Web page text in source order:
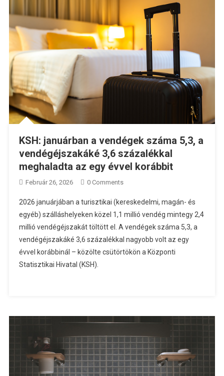
KSH: januárban a vendégek száma 5,3, a
vendégéjszakáké 3,6 százalékkal
meghaladta az egy évvel korábbit
Február 26, 2026 0 Comments
2026 januárjában a turisztikai (kereskedelmi, magán- és
egyéb) szálláshelyeken közel 1,1 millió vendég mintegy 2,4
millió vendégéjszakát töltött el. A vendégek száma 5,3, a
vendégéjszakáké 3,6 százalékkal nagyobb volt az egy
évvel korábbinál – közölte csütörtökön a Központi
Statisztikai Hivatal (KSH).